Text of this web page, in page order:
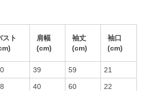
スト
肩幅
(cm)
袖丈
(cm)
袖口
(cm)
39 59 21
40 60 22